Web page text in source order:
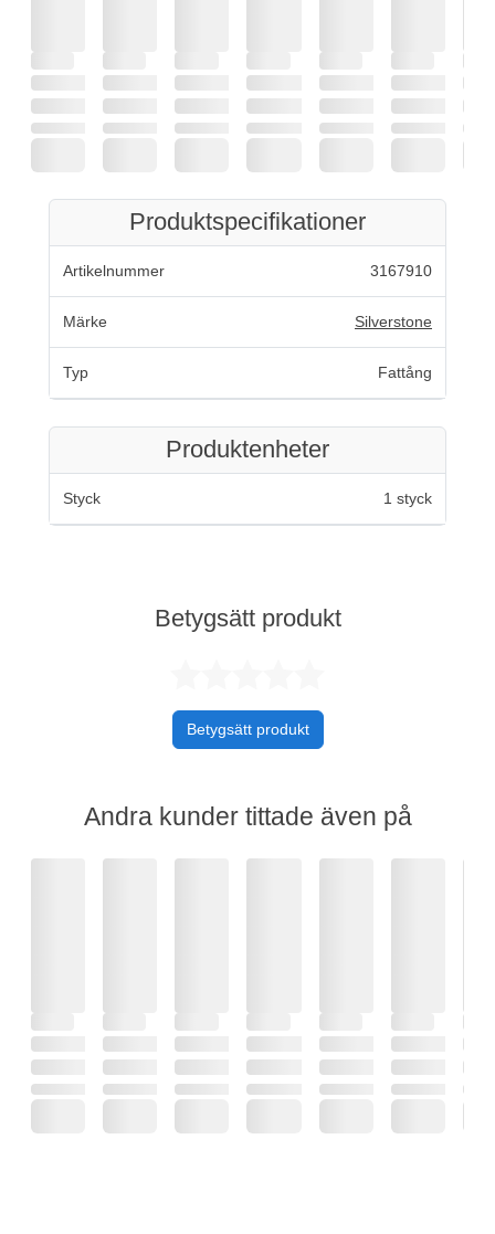
Produktspecifikationer
Artikelnummer 3167910
Märke Silverstone
Typ Fattång
Produktenheter
Styck 1 styck
Betygsätt produkt
Betygsätt produkt
Andra kunder tittade även på